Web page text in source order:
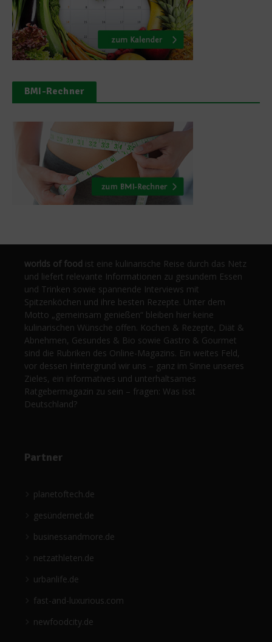
BMI-Rechner
worlds of food ist eine kulinarische Reise durch das Netz
und liefert relevante Informationen zu gesundem Essen
und Trinken sowie spannende Interviews mit
Spitzenköchen und ihre besten Rezepte. Unter dem
Motto „gemeinsam genießen“ bleiben hier keine
kulinarischen Wünsche offen. Kochen & Rezepte, Diät &
Abnehmen, Gesundes & Bio sowie Gastro & Gourmet
sind die Rubriken des Online-Magazins. Ein weites Feld,
vor dessen Hintergrund wir uns – ganz im Sinne unseres
Zieles, ein informatives und unterhaltsames
Ratgebermagazin zu sein – fragen: Was isst
Deutschland?
Partner
planetoftech.de
gesündernet.de
businessandmore.de
netzathleten.de
urbanlife.de
fast-and-luxurious.com
newfoodcity.de